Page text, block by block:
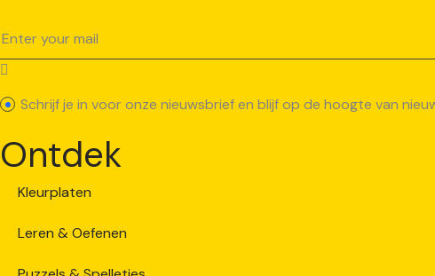
Schrijf je in voor onze nieuwsbrief en blijf op de hoogte van
Ontdek
Kleurplaten
Leren & Oefenen